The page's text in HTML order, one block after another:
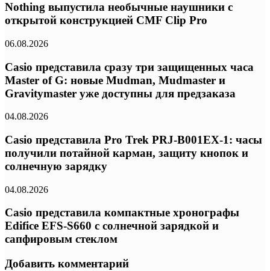
Nothing выпустила необычные наушники с
открытой конструкцией CMF Clip Pro
06.08.2026
Casio представила сразу три защищенных часа
Master of G: новые Mudman, Mudmaster и
Gravitymaster уже доступны для предзаказа
04.08.2026
Casio представила Pro Trek PRJ-B001EX-1: часы
получили потайной карман, защиту кнопок и
солнечную зарядку
04.08.2026
Casio представила компактные хронографы
Edifice EFS-S660 с солнечной зарядкой и
сапфировым стеклом
Добавить комментарий